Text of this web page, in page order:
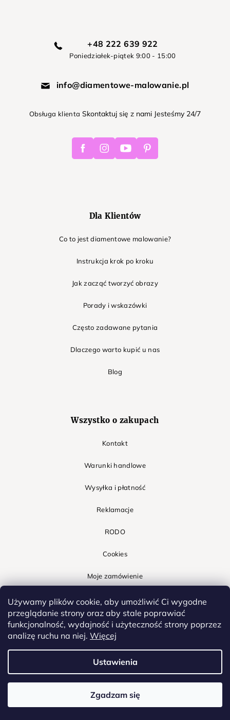
Używamy plików cookie, aby umożliwić Ci wygodne
przeglądanie strony oraz aby stale poprawiać
funkcjonalność, wydajność i użyteczność strony poprzez
analizę ruchu na niej. Więcej
Ustawienia
Zgadzam się
+48 222 639 922
Poniedziałek-piątek 9:00 - 15:00
info@diamentowe-malowanie.pl
Obsługa klienta Skontaktuj się z nami Jesteśmy 24/7
FacebookInstagramYoutube Pinterest
Dla Klientów
Co to jest diamentowe malowanie?
Instrukcja krok po kroku
Jak zacząć tworzyć obrazy
Porady i wskazówki
Często zadawane pytania
Dlaczego warto kupić u nas
Blog
Wszystko o zakupach
Kontakt
Warunki handlowe
Wysyłka i płatność
Reklamacje
RODO
Cookies
Moje zamówienie
Nasze produkty
Promocje